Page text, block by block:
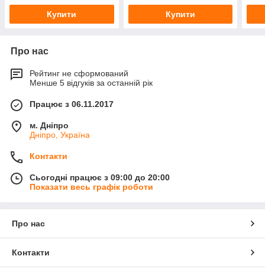
Купити Купити
Про нас
Рейтинг не сформований
Менше 5 відгуків за останній рік
Працює з 06.11.2017
м. Дніпро
Дніпро, Україна
Контакти
Сьогодні працює з 09:00 до 20:00
Показати весь графік роботи
Про нас
Контакти